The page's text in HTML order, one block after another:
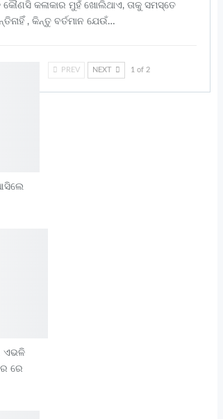
କଳାକାର ମୁହଁ ଖୋଲିଥାଏ, ତାକୁ ସମସ୍ତେ
, କିନ୍ତୁ ବର୍ତମାନ ଯେଉଁ…
ଏଭଳି
ରେ
PREV NEXT 1 of 2